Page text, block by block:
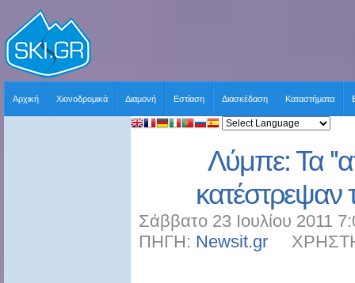
Αρχική Χιονοδρομικά Διαμονή Εστίαση Διασκέδαση Καταστήματα
Λύμπε: Τα
κατέστρεψαν
Σάββατο 23 Ιουλίου 2011
ΠΗΓΗ: Newsit.gr